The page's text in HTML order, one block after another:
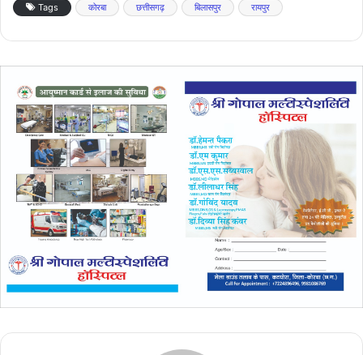
Tags कोरबा छत्तीसगढ़ बिलासपुर रायपुर